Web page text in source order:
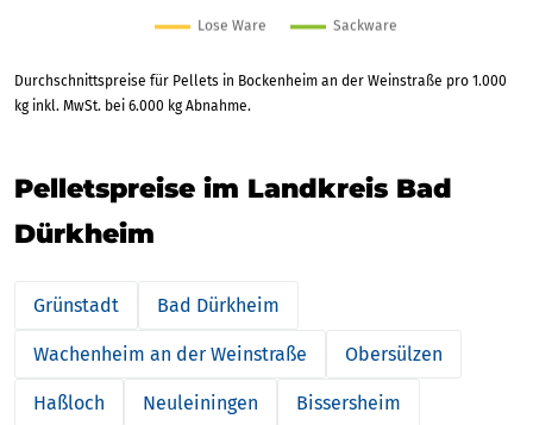
Durchschnittspreise für Pellets in Bockenheim an der Weinstraße pro 1.000
kg inkl. MwSt. bei 6.000 kg Abnahme.
Pelletspreise im Landkreis Bad
Dürkheim
Grünstadt Bad Dürkheim
Wachenheim an der Weinstraße Obersülzen
Haßloch Neuleiningen Bissersheim